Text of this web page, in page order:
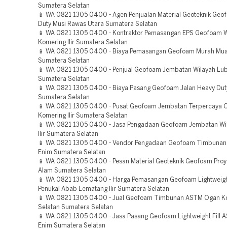
Sumatera Selatan
📱 WA 0821 1305 0400 - Agen Penjualan Material Geoteknik
Duty Musi Rawas Utara Sumatera Selatan
📱 WA 0821 1305 0400 - Kontraktor Pemasangan EPS Geofoam
Komering Ilir Sumatera Selatan
📱 WA 0821 1305 0400 - Biaya Pemasangan Geofoam Murah
Sumatera Selatan
📱 WA 0821 1305 0400 - Penjual Geofoam Jembatan Wilayah
Sumatera Selatan
📱 WA 0821 1305 0400 - Biaya Pasang Geofoam Jalan Heavy
Sumatera Selatan
📱 WA 0821 1305 0400 - Pusat Geofoam Jembatan Terpercaya
Komering Ilir Sumatera Selatan
📱 WA 0821 1305 0400 - Jasa Pengadaan Geofoam Jembatan
Ilir Sumatera Selatan
📱 WA 0821 1305 0400 - Vendor Pengadaan Geofoam
Enim Sumatera Selatan
📱 WA 0821 1305 0400 - Pesan Material Geoteknik Geofoam
Alam Sumatera Selatan
📱 WA 0821 1305 0400 - Harga Pemasangan Geofoam
Penukal Abab Lematang Ilir Sumatera Selatan
📱 WA 0821 1305 0400 - Jual Geofoam Timbunan ASTM Ogan
Selatan Sumatera Selatan
📱 WA 0821 1305 0400 - Jasa Pasang Geofoam Lightweight Fill
Enim Sumatera Selatan